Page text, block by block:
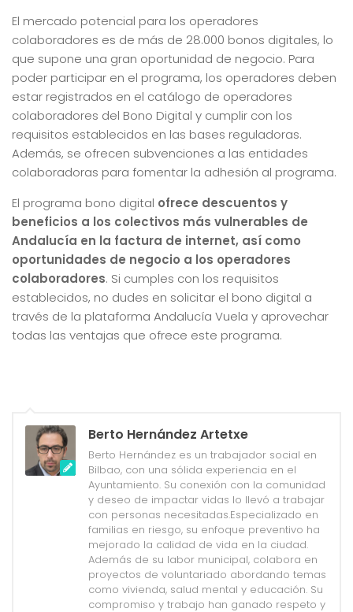
El mercado potencial para los operadores
colaboradores es de más de 28.000 bonos digitales, lo
que supone una gran oportunidad de negocio. Para
poder participar en el programa, los operadores deben
estar registrados en el catálogo de operadores
colaboradores del Bono Digital y cumplir con los
requisitos establecidos en las bases reguladoras.
Además, se ofrecen subvenciones a las entidades
colaboradoras para fomentar la adhesión al programa.
El programa bono digital ofrece descuentos y
beneficios a los colectivos más vulnerables de
Andalucía en la factura de internet, así como
oportunidades de negocio a los operadores
colaboradores. Si cumples con los requisitos
establecidos, no dudes en solicitar el bono digital a
través de la plataforma Andalucía Vuela y aprovechar
todas las ventajas que ofrece este programa.
Berto Hernández Artetxe
Berto Hernández es un trabajador social en
Bilbao, con una sólida experiencia en el
Ayuntamiento. Su conexión con la comunidad
y deseo de impactar vidas lo llevó a trabajar
con personas necesitadas.Especializado en
familias en riesgo, su enfoque preventivo ha
mejorado la calidad de vida en la ciudad.
Además de su labor municipal, colabora en
proyectos de voluntariado abordando temas
como vivienda, salud mental y educación. Su
compromiso y trabajo han ganado respeto y